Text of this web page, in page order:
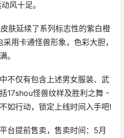
风十足。
延续了系列标志性的紫白橙
用卡通怪兽形象，色彩大胆，
。
仅有包含上述男女服装、武
17shou怪兽纹样及胜利之舞 -
如行动，锁定上线时间入手吧!
提前售卖，售卖时间：5月